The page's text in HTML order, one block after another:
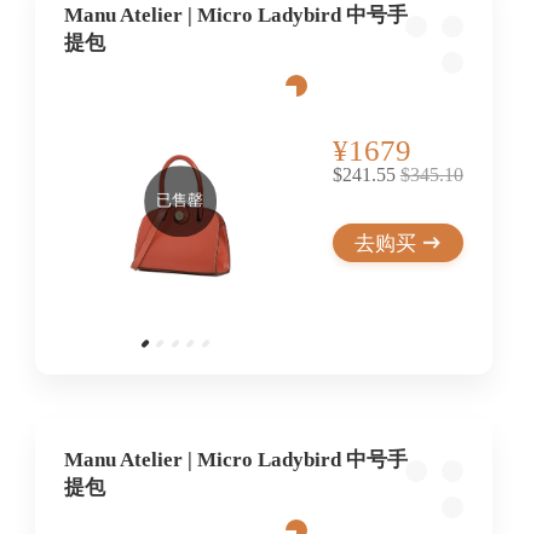
Manu Atelier | Micro Ladybird 中号手
提包
已售罄
¥1679
$241.55 $345.10
去购买
Manu Atelier | Micro Ladybird 中号手
提包